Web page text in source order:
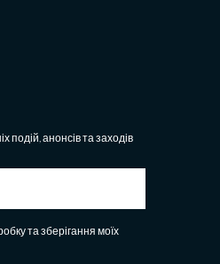
подій, анонсів та заходів
та зберігання моїх